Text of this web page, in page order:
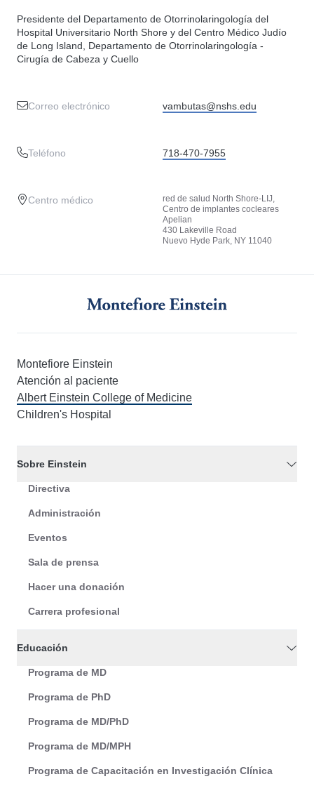
Presidente del Departamento de Otorrinolaringología del
Hospital Universitario North Shore y del Centro Médico Judío
de Long Island, Departamento de Otorrinolaringología -
Cirugía de Cabeza y Cuello
Correo electrónico vambutas@nshs.edu
Teléfono 718-470-7955
Centro médico
red de salud North Shore-LIJ,
Centro de implantes cocleares
Apelian
430 Lakeville Road
Nuevo Hyde Park, NY 11040
Montefiore Einstein
Atención al paciente
Albert Einstein College of Medicine
Children's Hospital
Sobre Einstein
Directiva
Administración
Eventos
Sala de prensa
Hacer una donación
Carrera profesional
Educación
Programa de MD
Programa de PhD
Programa de MD/PhD
Programa de MD/MPH
Programa de Capacitación en Investigación Clínica